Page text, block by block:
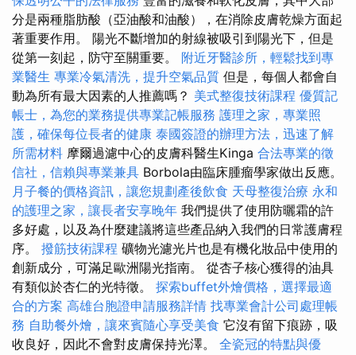
分是兩種脂肪酸（亞油酸和油酸），在消除皮膚乾燥方面起
著重要作用。 陽光不斷增加的射線被吸引到陽光下，但是
從第一刻起，防守至關重要。 附近牙醫診所，輕鬆找到專
業醫生 專業冷氣清洗，提升空氣品質 但是，每個人都會自
動為所有最大因素的人推薦嗎？ 美式整復技術課程 優質記
帳士，為您的業務提供專業記帳服務 護理之家，專業照
護，確保每位長者的健康 泰國簽證的辦理方法，迅速了解
所需材料 摩爾過濾中心的皮膚科醫生Kinga 合法專業的徵
信社，信賴與專業兼具 Borbola由臨床腫瘤學家做出反應。
月子餐的價格資訊，讓您規劃產後飲食 天母整復治療 永和
的護理之家，讓長者安享晚年 我們提供了使用防曬霜的許
多好處，以及為什麼建議將這些產品納入我們的日常護膚程
序。 撥筋技術課程 礦物光濾光片也是有機化妝品中使用的
創新成分，可滿足歐洲陽光指南。 從杏子核心獲得的油具
有類似於杏仁的光特徵。 探索buffet外燴價格，選擇最適
合的方案 高雄台胞證申請服務詳情 找專業會計公司處理帳
務 自助餐外燴，讓來賓隨心享受美食 它沒有留下痕跡，吸
收良好，因此不會對皮膚保持光澤。 全瓷冠的特點與優